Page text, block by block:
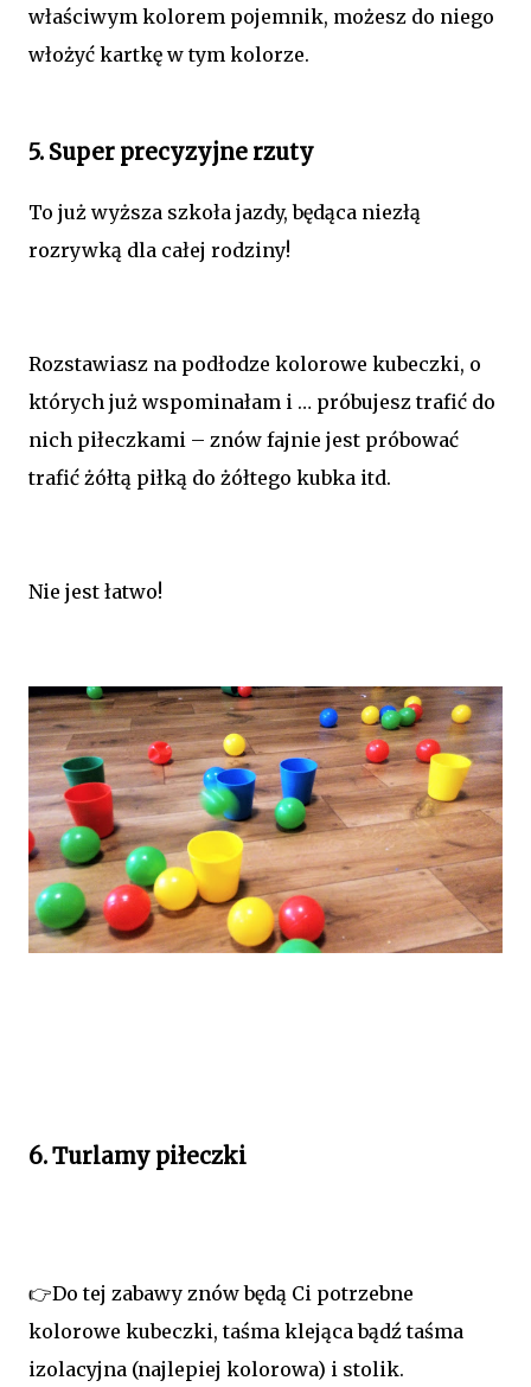
właściwym kolorem pojemnik, możesz do niego
włożyć kartkę w tym kolorze.
5. Super precyzyjne rzuty
To już wyższa szkoła jazdy, będąca niezłą
rozrywką dla całej rodziny!
Rozstawiasz na podłodze kolorowe kubeczki, o
których już wspominałam i … próbujesz trafić do
nich piłeczkami – znów fajnie jest próbować
trafić żółtą piłką do żółtego kubka itd.
Nie jest łatwo!
6. Turlamy piłeczki
👉Do tej zabawy znów będą Ci potrzebne
kolorowe kubeczki, taśma klejąca bądź taśma
izolacyjna (najlepiej kolorowa) i stolik.